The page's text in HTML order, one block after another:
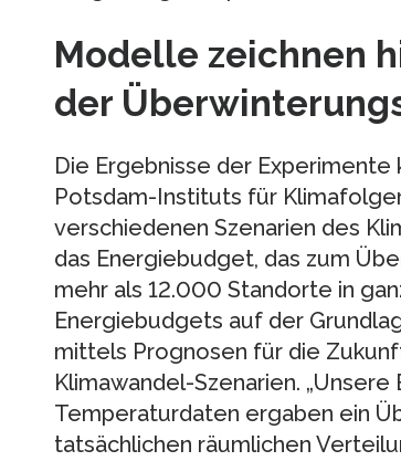
Modelle zeichnen
der
Die Ergebnisse der
Potsdam-Instituts für
verschiedenen Szenarien des
das Energiebudget, das zum
mehr als 12.000 Standorte in
Energiebudgets auf der
mittels Prognosen für die
Klimawandel-Szenarien.
Temperaturdaten ergaben ein
tatsächlichen räumlichen